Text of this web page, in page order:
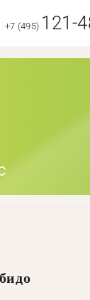
+7 (495) 121-